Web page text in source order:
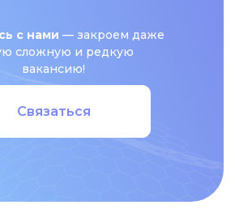
с нами — закроем даже
сложную и редкую
вакансию!
Связаться